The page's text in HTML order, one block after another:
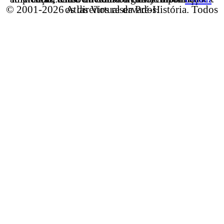
© 2001-2026 Atlas Virtual da Pré-História. Todos os direitos reservados.